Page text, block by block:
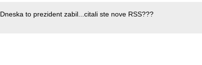
Dneska to prezident zabil...citali ste nove RSS???